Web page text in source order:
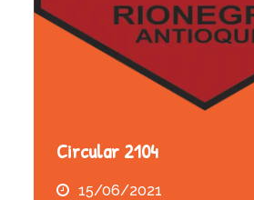
Circular 2104
15/06/2021